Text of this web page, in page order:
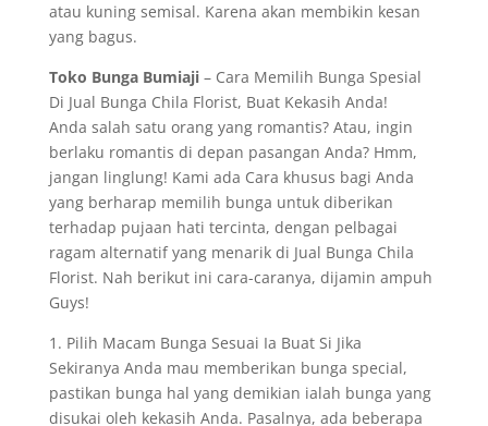
atau kuning semisal. Karena akan membikin kesan
yang bagus.
Toko Bunga Bumiaji– Cara Memilih Bunga Spesial
Di Jual Bunga Chila Florist, Buat Kekasih Anda!
Anda salah satu orang yang romantis? Atau, ingin
berlaku romantis di depan pasangan Anda? Hmm,
jangan linglung! Kami ada Cara khusus bagi Anda
yang berharap memilih bunga untuk diberikan
terhadap pujaan hati tercinta, dengan pelbagai
ragam alternatif yang menarik di Jual Bunga Chila
Florist. Nah berikut ini cara-caranya, dijamin ampuh
Guys!
1. Pilih Macam Bunga Sesuai Ia Buat Si Jika
Sekiranya Anda mau memberikan bunga special,
pastikan bunga hal yang demikian ialah bunga yang
disukai oleh kekasih Anda. Pasalnya, ada beberapa